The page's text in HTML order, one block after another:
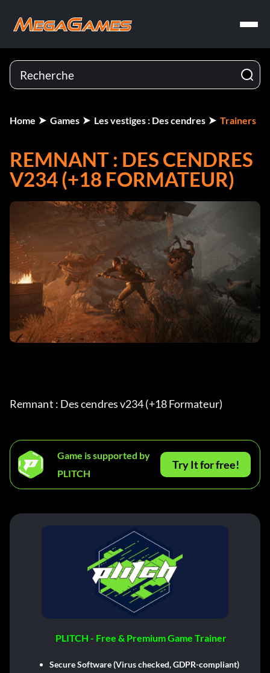
Home Games Les vestiges : Des cendres Trainers
REMNANT : DES CENDRES
V234 (+18 FORMATEUR)
Remnant : Des cendres v234 (+18 Formateur)
Game is supported by
PLITCH
Try It for free!
PLITCH - Free & Premium Game Trainer
Secure Software (Virus checked, GDPR-compliant)